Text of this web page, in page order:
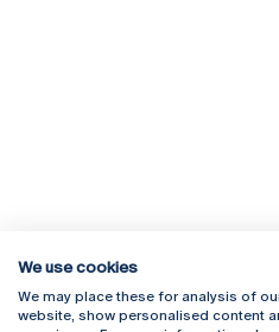
Rua Diogo Botelho 1327
4169-005 Porto
We use cookies
We may place these for analysis of
website, show personalised content